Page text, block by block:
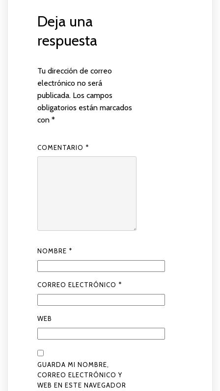
Deja una
respuesta
Tu dirección de correo
electrónico no será
publicada. Los campos
obligatorios están marcados
con *
COMENTARIO *
NOMBRE *
CORREO ELECTRÓNICO *
WEB
GUARDA MI NOMBRE,
CORREO ELECTRÓNICO Y
WEB EN ESTE NAVEGADOR